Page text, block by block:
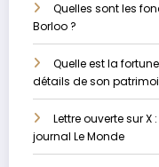
Quelles sont les
Borloo ?
Quelle est la
détails de son
Lettre ouverte sur
journal Le Monde